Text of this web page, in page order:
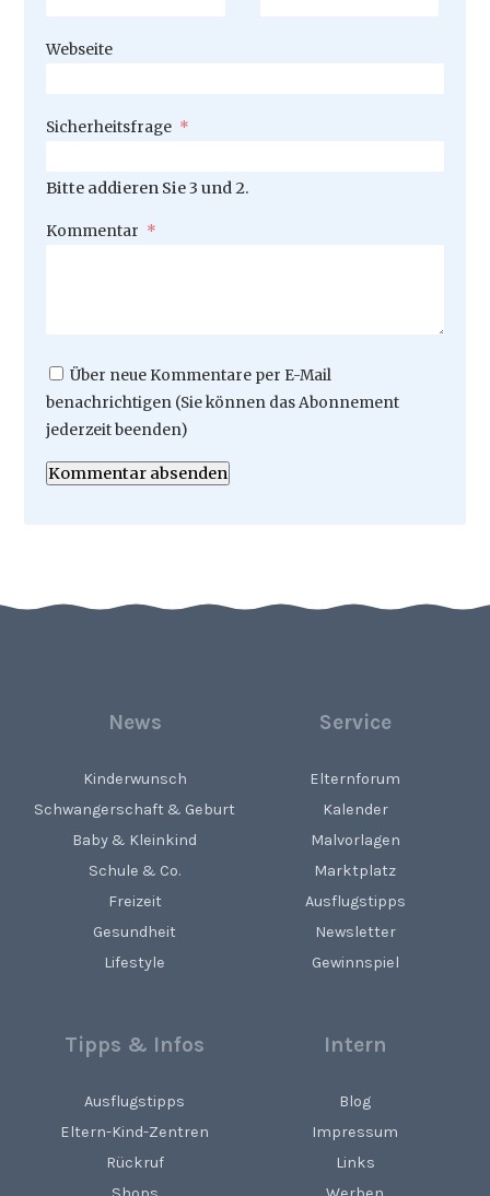
Webseite
Pflichtfeld
Sicherheitsfrage *
Bitte addieren Sie 3 und 2.
Pflichtfeld
Kommentar *
Über neue Kommentare per E-Mail
benachrichtigen (Sie können das Abonnement
jederzeit beenden)
Kommentar absenden
News
Kinderwunsch
Schwangerschaft & Geburt
Baby & Kleinkind
Schule & Co.
Freizeit
Gesundheit
Lifestyle
Service
Elternforum
Kalender
Malvorlagen
Marktplatz
Ausflugstipps
Newsletter
Gewinnspiel
Tipps & Infos
Ausflugstipps
Eltern-Kind-Zentren
Rückruf
Intern
Blog
Impressum
Links